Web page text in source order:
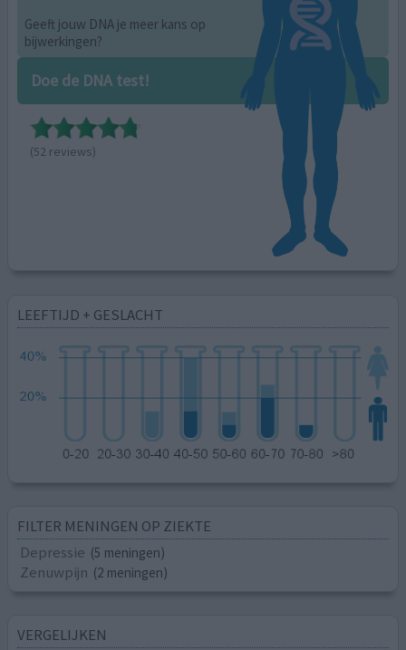
Geeft jouw DNA je meer kans op
bijwerkingen?
Doe de DNA test!
(52 reviews)
LEEFTIJD + GESLACHT
FILTER MENINGEN OP ZIEKTE
Depressie (5 meningen)
Zenuwpijn (2 meningen)
VERGELIJKEN